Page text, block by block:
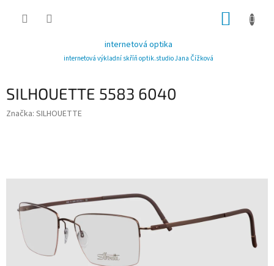
internetová optika
internetová výkladní skříň optik.studio Jana Čížková
SILHOUETTE 5583 6040
Značka: SILHOUETTE